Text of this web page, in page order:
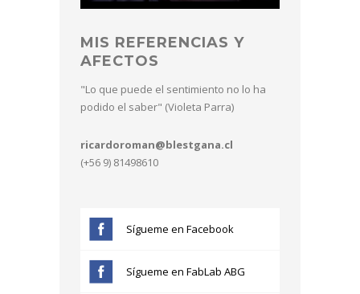
MIS REFERENCIAS Y
AFECTOS
"Lo que puede el sentimiento no lo ha
podido el saber" (Violeta Parra)
ricardoroman@blestgana.cl
(+56 9) 81498610
Sígueme en Facebook
Sígueme en FabLab ABG